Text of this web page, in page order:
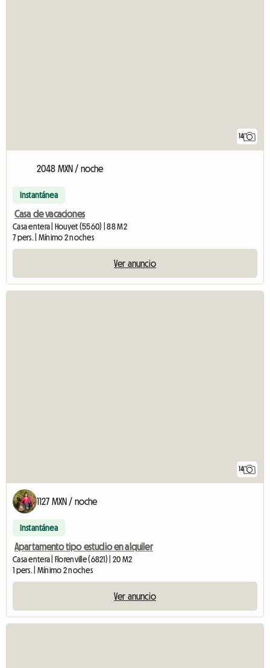
14
2048 MXN / noche
Instantánea
Casa de vacaciones
Casa entera | Houyet (5560) | 88 M2
7 pers. | Mínimo 2 noches
Ver anuncio
14
1127 MXN / noche
Instantánea
Apartamento tipo estudio en alquiler
Casa entera | Florenville (6821) | 20 M2
1 pers. | Mínimo 2 noches
Ver anuncio